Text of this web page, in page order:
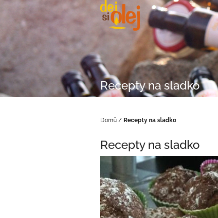
Recepty na sladko
Domů / Recepty na sladko
Recepty na sladko
V
p
i
s
č